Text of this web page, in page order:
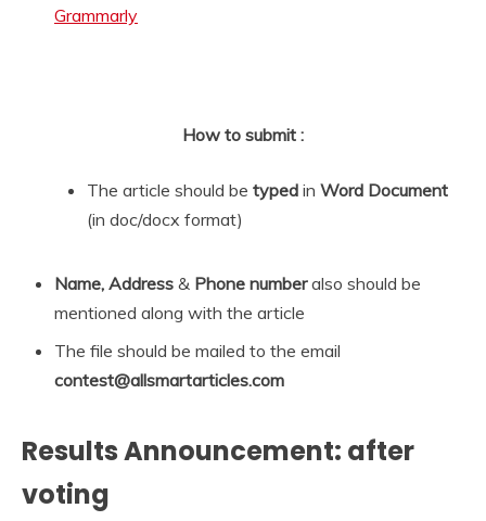
Grammarly
How to submit :
The article should be typed in Word Document
(in doc/docx format)
Name, Address & Phone numberalso should be
mentioned along with the article
The file should be mailed to the email
contest@allsmartarticles.com
Results Announcement: after
voting